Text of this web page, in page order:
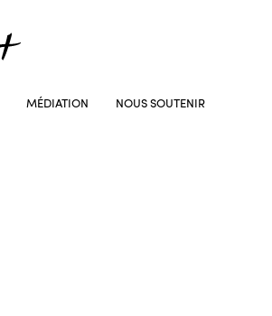
MÉDIATION NOUS SOUTENIR